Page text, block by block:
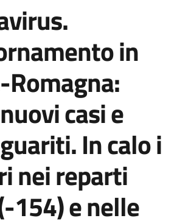
in
casi e
In calo i
nei reparti
154) e nelle